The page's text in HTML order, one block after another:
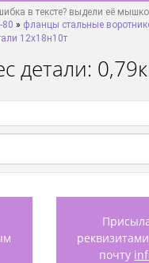
в тексте? выдели её
80 » фланцы стальные
12х18н10т
детали:
почту